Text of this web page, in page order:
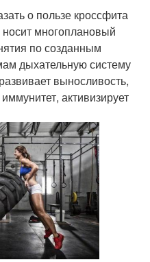
о пользе кроссфита
многоплановый
по созданным
дыхательную систему
выносливость,
активизирует